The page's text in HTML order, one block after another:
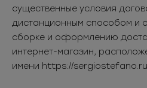
существенные условия
дистанционным способом и
сборке и оформлению
интернет-магазин,
имени https://